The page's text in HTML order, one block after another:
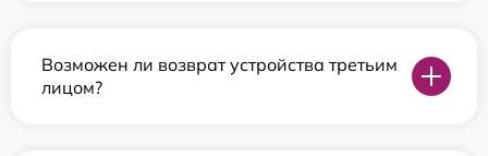
Возможен ли возврат устройства третьим
лицом?